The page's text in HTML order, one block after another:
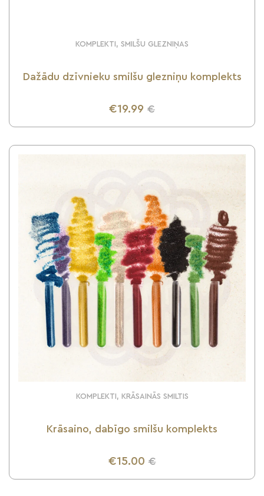
KOMPLEKTI, SMILŠU GLEZNIŅAS
Dažādu dzīvnieku smilšu glezniņu komplekts
€19.99 €
UZZINI VAIRĀK
KOMPLEKTI, KRĀSAINĀS SMILTIS
Krāsaino, dabīgo smilšu komplekts
€15.00 €
UZZINI VAIRĀK